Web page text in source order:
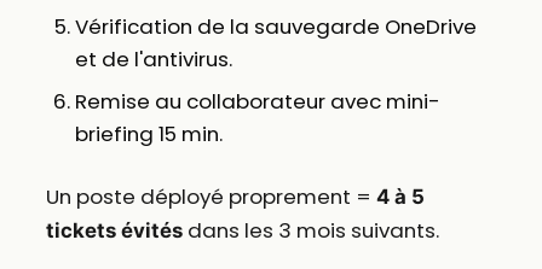
Vérification de la sauvegarde OneDrive
et de l'antivirus.
Remise au collaborateur avec mini-
briefing 15 min.
Un poste déployé proprement = 4 à 5
tickets évitésdans les 3 mois suivants.